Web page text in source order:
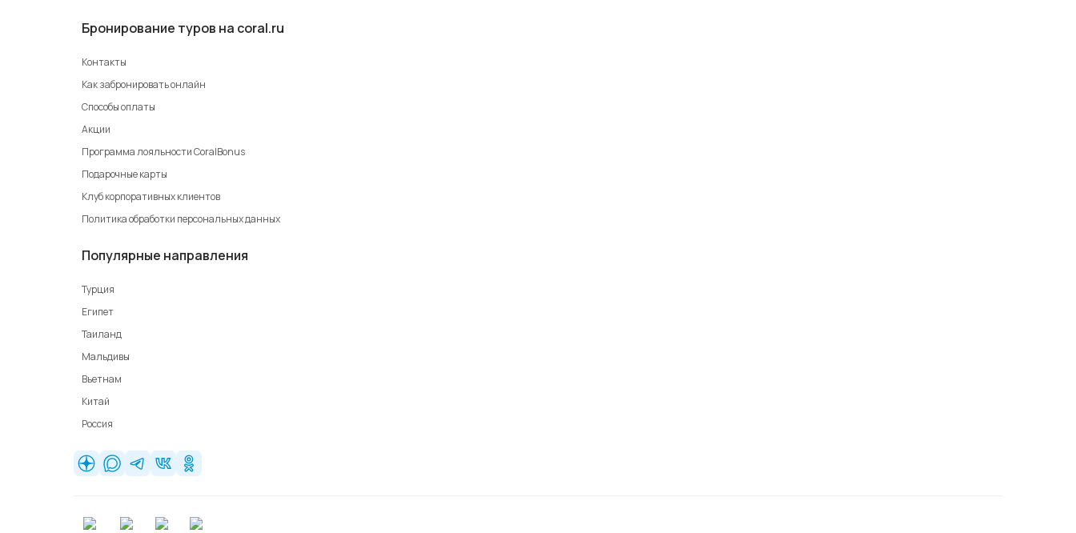
Бронирование туров на coral.ru
Контакты
Как забронировать онлайн
Способы оплаты
Акции
Программа лояльности CoralBonus
Подарочные карты
Клуб корпоративных клиентов
Политика обработки персональных данных
Популярные направления
Турция
Египет
Таиланд
Мальдивы
Вьетнам
Китай
Россия